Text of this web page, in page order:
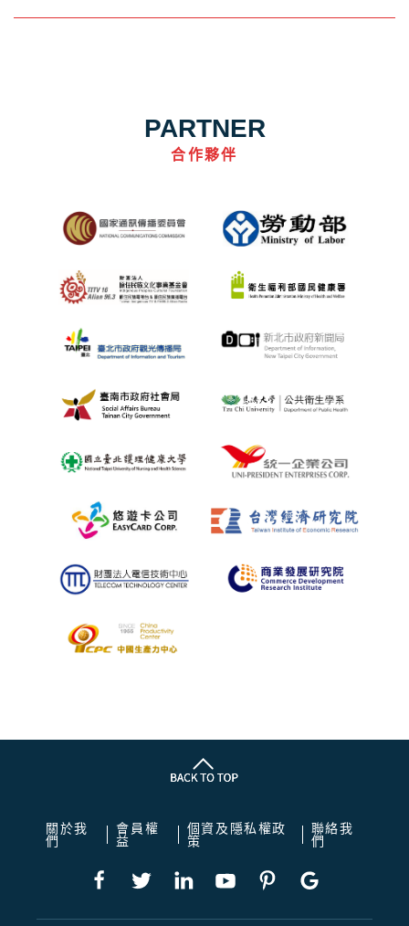
PARTNER
合作夥伴
關於我
們
會員權
益
個資及隱私權政
策
聯絡我
們